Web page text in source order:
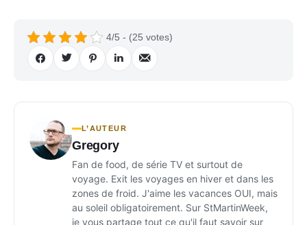
4/5 - (25 votes)
L’AUTEUR
Gregory
Fan de food, de série TV et surtout de
voyage. Exit les voyages en hiver et dans les
zones de froid. J'aime les vacances OUI, mais
au soleil obligatoirement. Sur StMartinWeek,
je vous partage tout ce qu'il faut savoir sur